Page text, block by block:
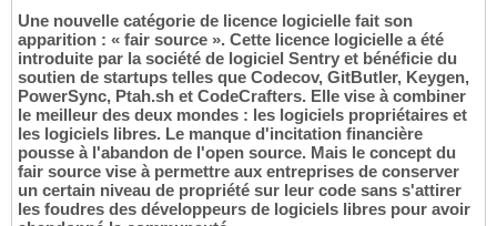
Une nouvelle catégorie de licence logicielle fait son
apparition : « fair source ». Cette licence logicielle a été
introduite par la société de logiciel Sentry et bénéficie du
soutien de startups telles que Codecov, GitButler, Keygen,
PowerSync, Ptah.sh et CodeCrafters. Elle vise à combiner
le meilleur des deux mondes : les logiciels propriétaires et
les logiciels libres. Le manque d'incitation financière
pousse à l'abandon de l'open source. Mais le concept du
fair source vise à permettre aux entreprises de conserver
un certain niveau de propriété sur leur code sans s'attirer
les foudres des développeurs de logiciels libres pour avoir